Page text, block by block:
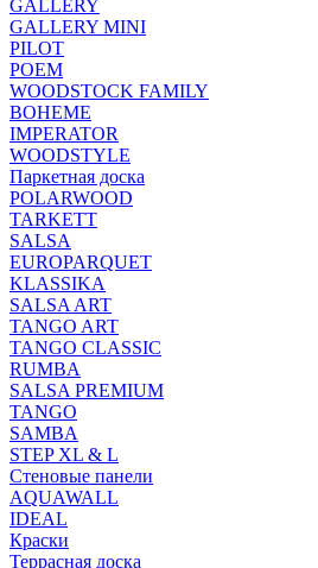
GALLERY
GALLERY MINI
PILOT
POEM
WOODSTOCK FAMILY
BOHEME
IMPERATOR
WOODSTYLE
Паркетная доска
POLARWOOD
TARKETT
SALSA
EUROPARQUET
KLASSIKA
SALSA ART
TANGO ART
TANGO CLASSIC
RUMBA
SALSA PREMIUM
TANGO
SAMBA
STEP XL & L
Стеновые панели
AQUAWALL
IDEAL
Краски
Террасная доска